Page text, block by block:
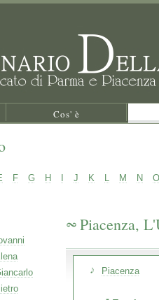
Cos' è
F G H J K L M N O
Piacenza,
Piacenza